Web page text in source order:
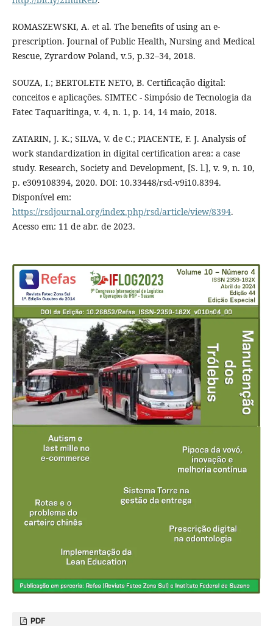
ROMASZEWSKI, A. et al. The benefits of using an e-
prescription. Journal of Public Health, Nursing and Medical
Rescue, Zyrardow Poland, v.5, p.32–34, 2018.
SOUZA, I.; BERTOLETE NETO, B. Certificação digital:
conceitos e aplicações. SIMTEC - Simpósio de Tecnologia da
Fatec Taquaritinga, v. 4, n. 1, p. 14, 14 maio, 2018.
ZATARIN, J. K.; SILVA, V. de C.; PIACENTE, F. J. Analysis of
work standardization in digital certification area: a case
study. Research, Society and Development, [S. l.], v. 9, n. 10,
p. e309108394, 2020. DOI: 10.33448/rsd-v9i10.8394.
Disponível em:
https://rsdjournal.org/index.php/rsd/article/view/8394.
Acesso em: 11 de abr. de 2023.
PDF